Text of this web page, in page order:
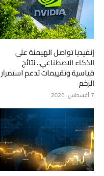
إنفيديا تواصل الهيمنة على
الذكاء الاصطناعي.. نتائج
قياسية وتقييمات تدعم استمرار
الزخم
7 أغسطس، 2026